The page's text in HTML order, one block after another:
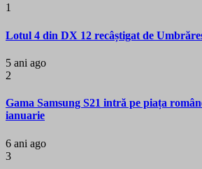
1
Lotul 4 din DX 12 recâștigat de
5 ani ago
2
Gama Samsung S21 intră pe piața
ianuarie
6 ani ago
3